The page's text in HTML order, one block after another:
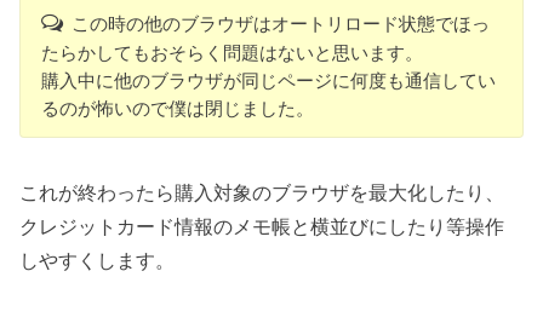
この時の他のブラウザはオートリロード状態でほっ
たらかしてもおそらく問題はないと思います。
購入中に他のブラウザが同じページに何度も通信してい
るのが怖いので僕は閉じました。
これが終わったら購入対象のブラウザを最大化したり、
クレジットカード情報のメモ帳と横並びにしたり等操作
しやすくします。